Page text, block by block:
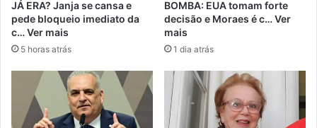
JÁ ERA? Janja se cansa e
pede bloqueio imediato da
c… Ver mais
5 horas atrás
BOMBA: EUA tomam forte
decisão e Moraes é c… Ver
mais
1 dia atrás